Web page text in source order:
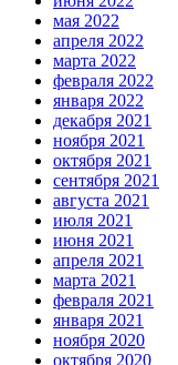
мая 2022
апреля 2022
марта 2022
февраля 2022
января 2022
декабря 2021
ноября 2021
октября 2021
сентября 2021
августа 2021
июля 2021
июня 2021
апреля 2021
марта 2021
февраля 2021
января 2021
ноября 2020
октября 2020